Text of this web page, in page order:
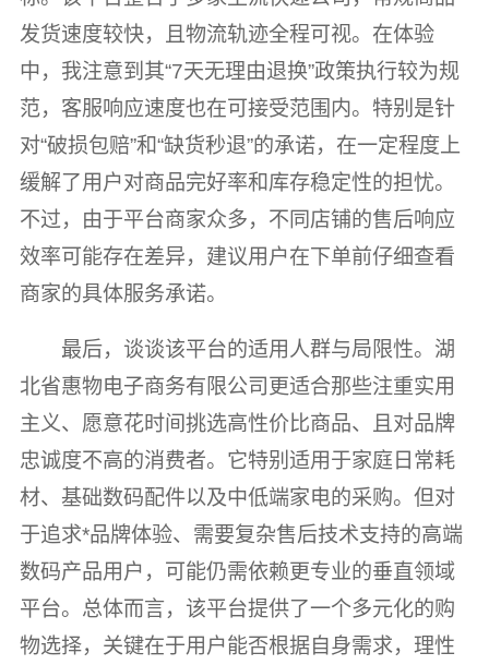
发货速度较快，且物流轨迹全程可视。在体验
中，我注意到其“7天无理由退换”政策执行较为规
范，客服响应速度也在可接受范围内。特别是针
对“破损包赔”和“缺货秒退”的承诺，在一定程度上
缓解了用户对商品完好率和库存稳定性的担忧。
不过，由于平台商家众多，不同店铺的售后响应
效率可能存在差异，建议用户在下单前仔细查看
商家的具体服务承诺。
最后，谈谈该平台的适用人群与局限性。湖
北省惠物电子商务有限公司更适合那些注重实用
主义、愿意花时间挑选高性价比商品、且对品牌
忠诚度不高的消费者。它特别适用于家庭日常耗
材、基础数码配件以及中低端家电的采购。但对
于追求*品牌体验、需要复杂售后技术支持的高端
数码产品用户，可能仍需依赖更专业的垂直领域
平台。总体而言，该平台提供了一个多元化的购
物选择，关键在于用户能否根据自身需求，理性